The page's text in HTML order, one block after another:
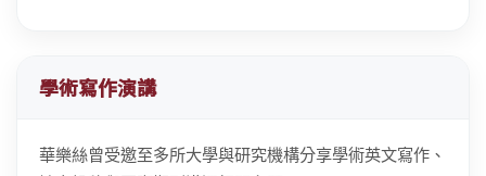
學術寫作演講
華樂絲曾受邀至多所大學與研究機構分享學術英文寫作、